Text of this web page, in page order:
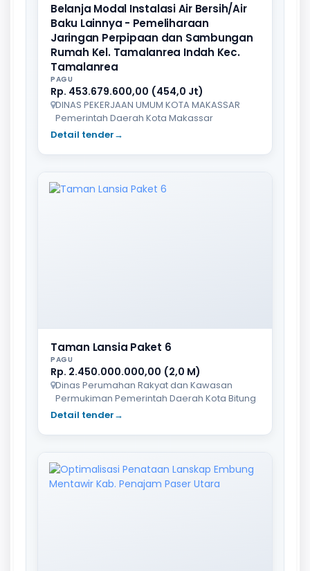
Belanja Modal Instalasi Air Bersih/Air
Baku Lainnya - Pemeliharaan
Jaringan Perpipaan dan Sambungan
Rumah Kel. Tamalanrea Indah Kec.
Tamalanrea
PAGU
Rp. 453.679.600,00 (454,0 Jt)
DINAS PEKERJAAN UMUM KOTA MAKASSAR
Pemerintah Daerah Kota Makassar
Detail tender→
Taman Lansia Paket 6
PAGU
Rp. 2.450.000.000,00 (2,0 M)
Dinas Perumahan Rakyat dan Kawasan
Permukiman Pemerintah Daerah Kota Bitung
Detail tender→